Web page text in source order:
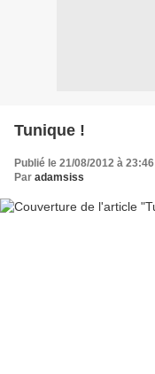
Tunique !
Publié le 21/08/2012 à 23:46
Par adamsiss